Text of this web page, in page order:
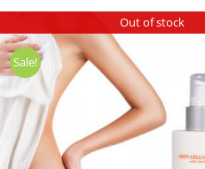
Out of stock
Sale!